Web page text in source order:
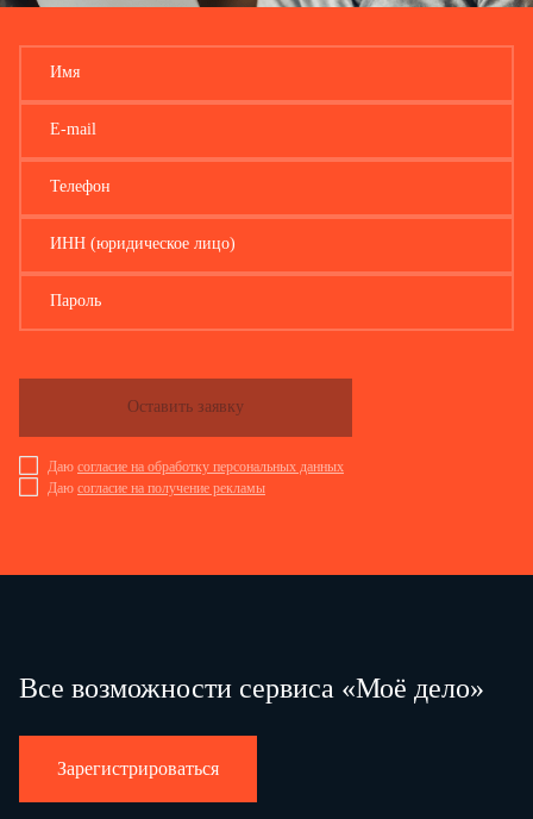
Имя
E-mail
Телефон
ИНН (юридическое лицо)
Пароль
Даю согласие на обработку персональных данных
Даю согласие на получение рекламы
Оставить заявку
Все возможности сервиса «Моё дело»
Зарегистрироваться